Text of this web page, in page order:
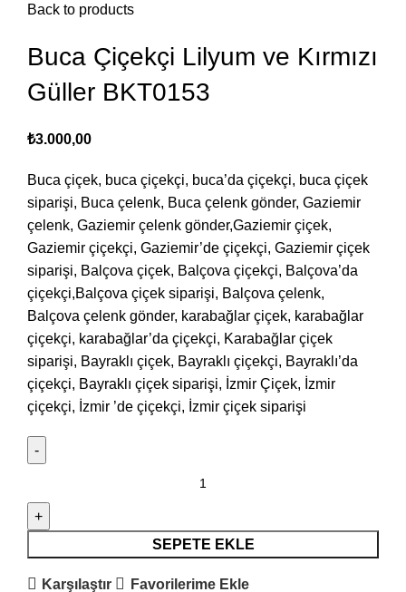
Back to products
Buca Çiçekçi Lilyum ve Kırmızı
Güller BKT0153
₺3.000,00
Buca çiçek, buca çiçekçi, buca’da çiçekçi, buca çiçek
siparişi, Buca çelenk, Buca çelenk gönder, Gaziemir
çelenk, Gaziemir çelenk gönder,Gaziemir çiçek,
Gaziemir çiçekçi, Gaziemir’de çiçekçi, Gaziemir çiçek
siparişi, Balçova çiçek, Balçova çiçekçi, Balçova’da
çiçekçi,Balçova çiçek siparişi, Balçova çelenk,
Balçova çelenk gönder, karabağlar çiçek, karabağlar
çiçekçi, karabağlar’da çiçekçi, Karabağlar çiçek
siparişi, Bayraklı çiçek, Bayraklı çiçekçi, Bayraklı’da
çiçekçi, Bayraklı çiçek siparişi, İzmir Çiçek, İzmir
çiçekçi, İzmir ’de çiçekçi, İzmir çiçek siparişi
SEPETE EKLE
Karşılaştır Favorilerime Ekle